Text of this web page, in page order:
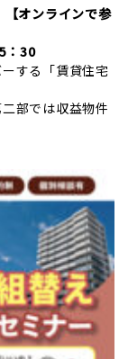
オンラインで参
：30
する「賃貸住宅
部では収益物件